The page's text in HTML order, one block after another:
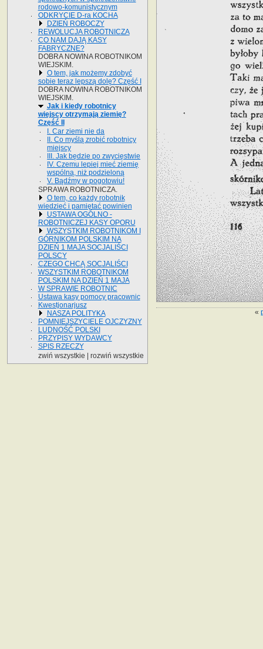
«
rodowo-komunistycznym
ODKRYCIE D-ra KOCHA
DZIEŃ ROBOCZY
REWOLUCJA ROBOTNICZA
CO NAM DAJĄ KASY
FABRYCZNE?
DOBRA NOWINA ROBOTNIKOM
WIEJSKIM.
O tem, jak możemy zdobyć
sobie teraz lepszą dolę? Część I
DOBRA NOWINA ROBOTNIKOM
WIEJSKIM.
Jak i kiedy robotnicy
wiejscy otrzymają ziemię?
Część II
I. Car ziemi nie da
II. Co myślą zrobić robotnicy
miejscy
III. Jak będzie po zwycięstwie
IV. Czemu lepiej mieć ziemię
wspólną, niż podzieloną
V. Bądźmy w pogotowiu!
SPRAWA ROBOTNICZA.
O tem, co każdy robotnik
wiedzieć i pamiętać powinien
USTAWA OGÓLNO -
ROBOTNICZEJ KASY OPORU
WSZYSTKIM ROBOTNIKOM I
GÓRNIKOM POLSKIM NA
DZIEŃ 1 MAJA SOCJALIŚCI
POLSCY
CZEGO CHCĄ SOCJALIŚCI
WSZYSTKIM ROBOTNIKOM
POLSKIM NA DZIEŃ 1 MAJA
W SPRAWIE ROBOTNIC
Ustawa kasy pomocy pracownic
Kwestjonarjusz
NASZA POLITYKA
POMNIEJSZYCIELE OJCZYZNY
LUDNOŚĆ POLSKI
PRZYPISY WYDAWCY
SPIS RZECZY
zwiń wszystkie | rozwiń wszystkie